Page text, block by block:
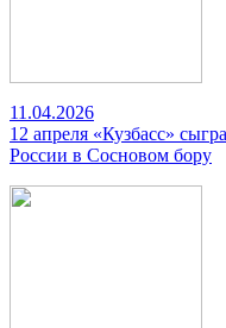
11.04.2026
12 апреля «Кузбасс»
России в Сосновом бору